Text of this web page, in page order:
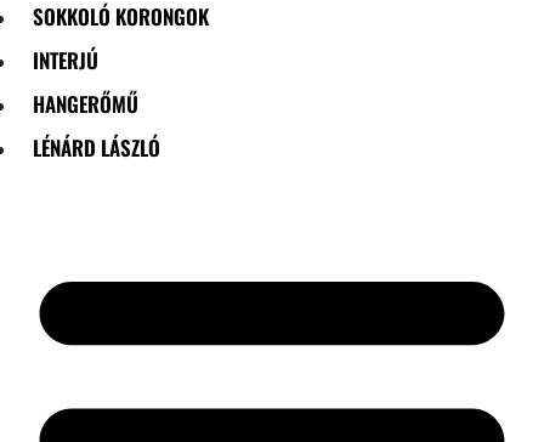
SOKKOLÓ KORONGOK
INTERJÚ
HANGERŐMŰ
LÉNÁRD LÁSZLÓ